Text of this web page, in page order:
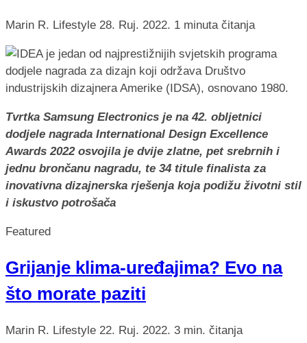
Marin R. Lifestyle 28. Ruj. 2022. 1 minuta čitanja
Tvrtka Samsung Electronics je na 42. obljetnici
dodjele nagrada International Design Excellence
Awards 2022 osvojila je dvije zlatne, pet srebrnih i
jednu brončanu nagradu, te 34 titule finalista za
inovativna dizajnerska rješenja koja podižu životni stil
i iskustvo potrošača
Featured
Grijanje klima-uređajima? Evo na
što morate paziti
Marin R. Lifestyle 22. Ruj. 2022. 3 min. čitanja